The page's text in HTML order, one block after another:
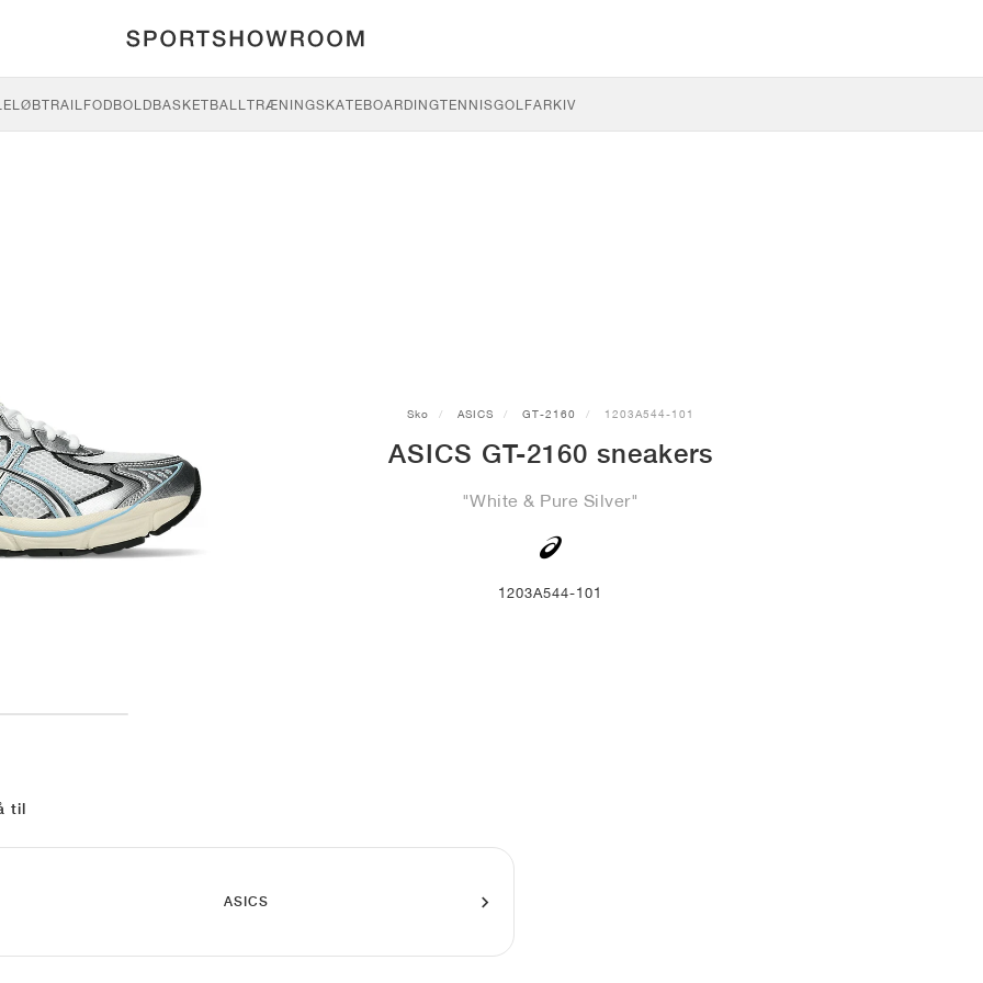
LØBTRAILFODBOLDBASKETBALLTRÆNINGSKATEBOARDINGTENNISGOLFARKIV
Sko ASICS GT-2160 1203A544-101
ASICS GT-2160 sneakers
"White & Pure Silver"
1203A544-101
til
ASICS